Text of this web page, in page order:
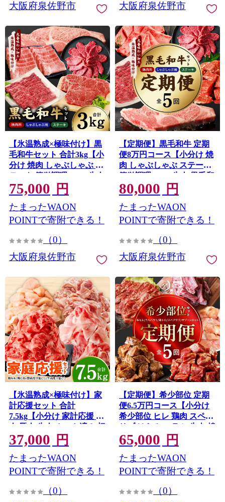
大阪府泉佐野市
大阪府泉佐野市
【氷温熟成×極味付け】黒
毛和牛セット 合計3kg【小
分け 焼肉 しゃぶしゃぶ ス
テーキ 簡単調理 BBQ 牛肉
黒毛和牛 味付き】
mrz0504
75,000 円
たまったWAON
POINTで寄附できる！
（0）
大阪府泉佐野市
【定期便】黒毛和牛 定期
便8万円コース【小分け 焼
肉 しゃぶしゃぶ ステーキ
簡単調理 BBQ 牛肉 黒毛和
牛 味付き】 mrzZ105
80,000 円
たまったWAON
POINTで寄附できる！
（0）
大阪府泉佐野市
【氷温熟成×極味付け】家
計応援セット 合計
7.5kg【小分け 家計応援 鶏
肉 豚肉 牛肉 カット済み 切
り落とし 簡単調理】
mrz0506
37,000 円
たまったWAON
POINTで寄附できる！
（0）
【定期便】希少部位 定期
便6.5万円コース【小分け
希少部位 ヒレ 鶏肉 スペア
リブ はらみ ハラミ 牛肉 焼
肉 BBQ 簡単調理 味付き】
mrzZ106
65,000 円
たまったWAON
POINTで寄附できる！
（0）